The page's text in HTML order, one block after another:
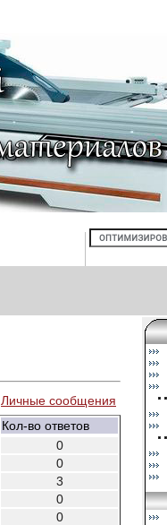
Личные сообщения
Кол-во ответов
0
0
3
0
0